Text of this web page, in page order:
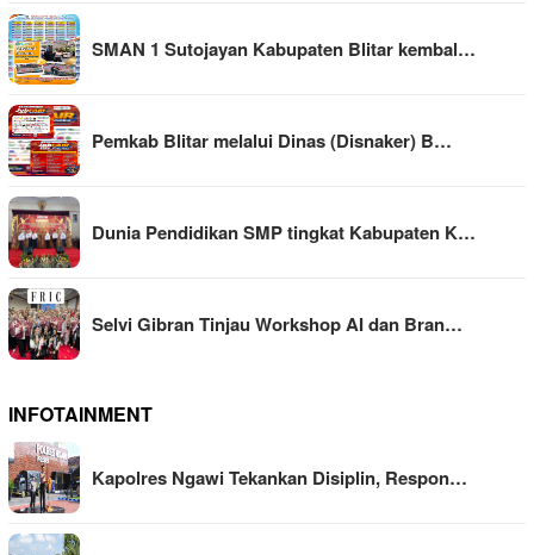
SMAN 1 Sutojayan Kabupaten Blitar kembal…
Pemkab Blitar melalui Dinas (Disnaker) B…
Dunia Pendidikan SMP tingkat Kabupaten K…
Selvi Gibran Tinjau Workshop AI dan Bran…
INFOTAINMENT
Kapolres Ngawi Tekankan Disiplin, Respon…